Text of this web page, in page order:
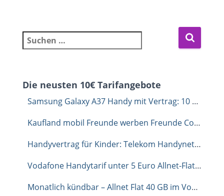
Suchen nach:
Die neusten 10€ Tarifangebote
Samsung Galaxy A37 Handy mit Vertrag: 10 GB Allnet-Flat für 6,99 Euro im Monat
Kaufland mobil Freunde werben Freunde Code: Dauerhaft 1 GB extra sichern
Handyvertrag für Kinder: Telekom Handynetz unverbindlich testen mit congstar
Vodafone Handytarif unter 5 Euro Allnet-Flat mit 35 GB
Monatlich kündbar – Allnet Flat 40 GB im Vodafone-Netz für 9,99 €